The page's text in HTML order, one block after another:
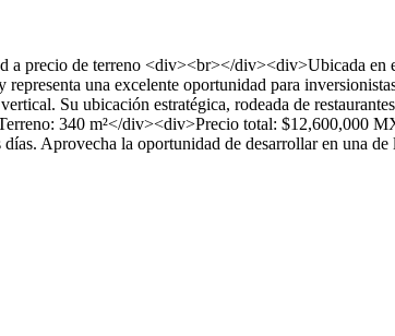
a precio de terreno <div><br></div><div>Ubicada
representa una excelente oportunidad para
Su ubicación estratégica, rodeada de
340 m²</div><div>Precio total: $12,600,000
Aprovecha la oportunidad de desarrollar en una